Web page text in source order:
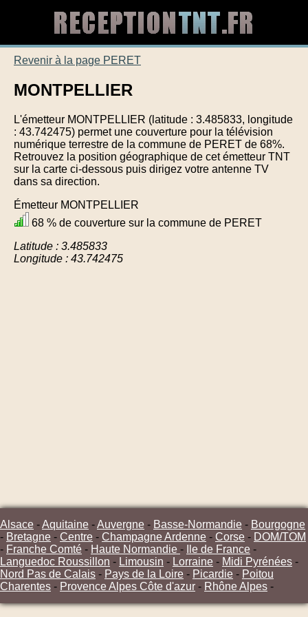
Revenir à la page PERET
MONTPELLIER
L'émetteur MONTPELLIER (latitude : 3.485833, longitude
: 43.742475) permet une couverture pour la télévision
numérique terrestre de la commune de PERET de 68%.
Retrouvez la position géographique de cet émetteur TNT
sur la carte ci-dessous puis dirigez votre antenne TV
dans sa direction.
Émetteur MONTPELLIER
68 % de couverture sur la commune de PERET
Latitude : 3.485833
Longitude : 43.742475
Alsace -Aquitaine -Auvergne - Basse-Normandie - Bourgogne
- Bretagne - Centre - Champagne Ardenne - Corse - DOM/TOM
- Franche Comté - Haute Normandie - Ile de France -
Languedoc Roussillon - Limousin - Lorraine - Midi Pyrénées -
Nord Pas de Calais - Pays de la Loire - Picardie - Poitou
Charentes - Provence Alpes Côte d'azur - Rhône Alpes -